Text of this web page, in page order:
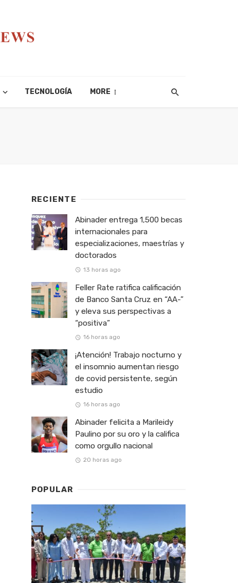
TECNOLOGÍA MORE
RECIENTE
Abinader entrega 1,500 becas
internacionales para
especializaciones, maestrías y
doctorados
13 horas ago
Feller Rate ratifica calificación
de Banco Santa Cruz en “AA-”
y eleva sus perspectivas a
“positiva”
16 horas ago
¡Atención! Trabajo nocturno y
el insomnio aumentan riesgo
de covid persistente, según
estudio
16 horas ago
Abinader felicita a Marileidy
Paulino por su oro y la califica
como orgullo nacional
20 horas ago
POPULAR